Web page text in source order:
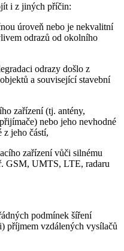
i z jiných příčin:
úroveň nebo je nekvalitní
odrazů od okolního
odrazy došlo z
a související stavební
zařízení (tj. antény,
nebo jeho nevhodné
z jeho částí,
zařízení vůči silnému
GSM, UMTS, LTE, radaru
podmínek šíření
příjmem vzdálených vysílačů